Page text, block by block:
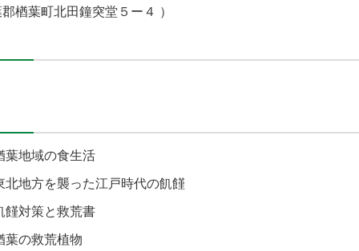
郡楢葉町北田鐘突堂５ー４ ）
地域の食生活
地方を襲った江戸時代の飢饉
対策と救荒書
の救荒植物